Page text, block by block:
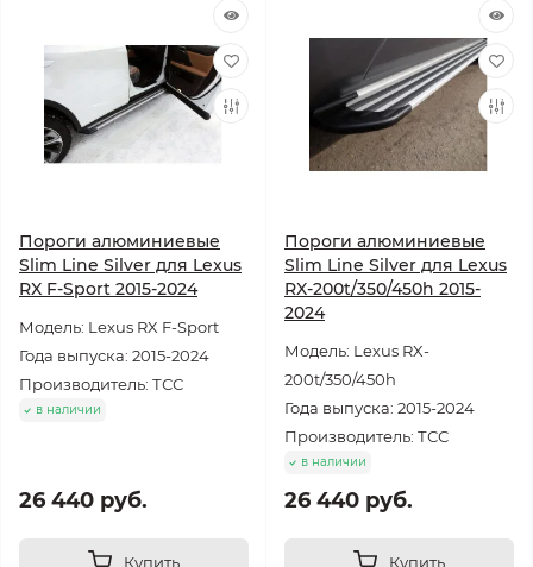
Пороги алюминиевые
Slim Line Silver для Lexus
RX F-Sport 2015-2024
Модель: Lexus RX F-Sport
Года выпуска: 2015-2024
Производитель: ТСС
в наличии
26 440 руб.
Купить
Пороги алюминиевые
Slim Line Silver для Lexus
RX-200t/350/450h 2015-
2024
Модель: Lexus RX-
200t/350/450h
Года выпуска: 2015-2024
Производитель: ТСС
в наличии
26 440 руб.
Купить